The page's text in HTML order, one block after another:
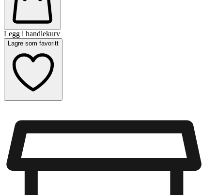
Legg i handlekurv
Lagre som favoritt